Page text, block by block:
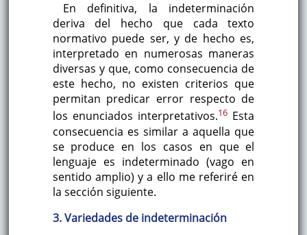
En definitiva, la indeterminación
deriva del hecho que cada texto
normativo puede ser, y de hecho es,
interpretado en numerosas maneras
diversas y que, como consecuencia de
este hecho, no existen criterios que
permitan predicar error respecto de
los enunciados interpretativos.16 Esta
consecuencia es similar a aquella que
se produce en los casos en que el
lenguaje es indeterminado (vago en
sentido amplio) y a ello me referiré en
la sección siguiente.
3. Variedades de indeterminación